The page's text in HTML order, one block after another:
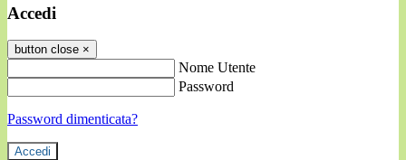
Accedi
button close ×
Nome Utente
Password
Password dimenticata?